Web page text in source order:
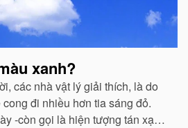
xanh?
các nhà vật lý giải thích, là do
đi nhiều hơn tia sáng đỏ.
-còn gọi là hiện tượng tán xạ -